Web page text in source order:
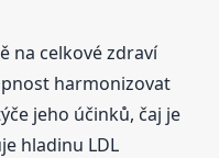
na celkové zdraví
harmonizovat
jeho účinků, čaj je
hladinu LDL